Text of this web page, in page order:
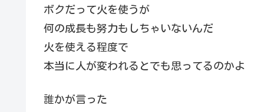
ボクだって火を使うが
何の成長も努力もしちゃいないんだ
火を使える程度で
本当に人が変われるとでも思ってるのかよ
誰かが言った